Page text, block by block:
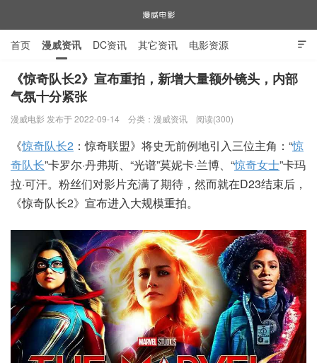
漫威电影

首页 漫威资讯 DC资讯 其它资讯 电影资源
电视剧资源 漫威图片
《惊奇队长2》宣布重拍，新增大量额外镜头，内部
气氛十分紧张
漫威电影 发布于 2022-09-14 分类： 漫威资讯 阅读(300)
《惊奇队长2 ：惊奇联盟》将史无前例地引入三位主角：“惊
奇队长”卡罗尔·丹弗斯、“光谱”莫妮卡·兰博、“惊奇女士”卡玛
拉·可汗。粉丝们对影片充满了期待，然而就在D23结束后，
《惊奇队长2》宣布进入大规模重拍。